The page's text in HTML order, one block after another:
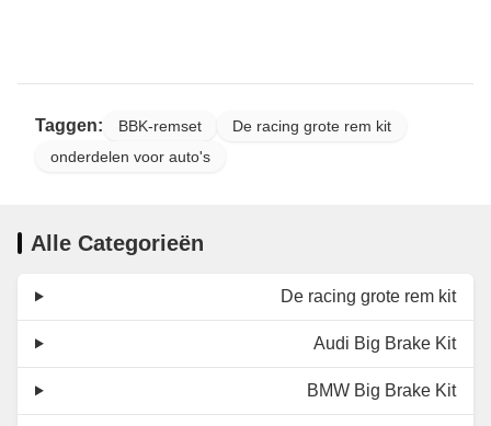
Taggen: BBK-remset
De racing grote rem kit
onderdelen voor auto's
Alle Categorieën
De racing grote rem kit
Audi Big Brake Kit
BMW Big Brake Kit